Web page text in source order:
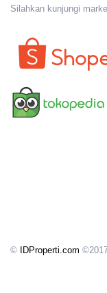
Silahkan kunjungi
© IDProperti.com